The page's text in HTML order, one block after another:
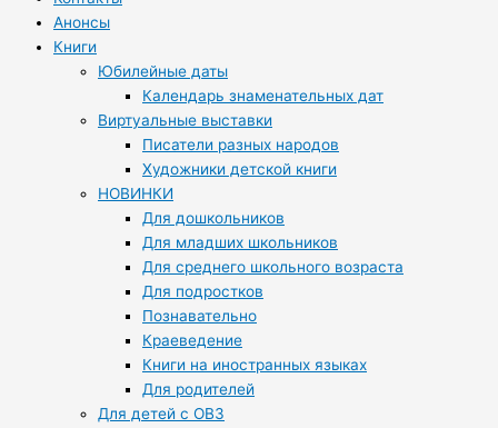
Анонсы
Книги
Юбилейные даты
Календарь знаменательных дат
Виртуальные выставки
Писатели разных народов
Художники детской книги
НОВИНКИ
Для дошкольников
Для младших школьников
Для среднего школьного возраста
Для подростков
Познавательно
Краеведение
Книги на иностранных языках
Для родителей
Для детей с ОВЗ